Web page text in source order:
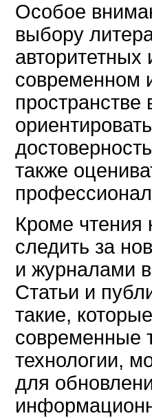
Особое
выбору
авторитетных
современном
пространстве
также
Кроме чтения
следить за
и журналами
Статьи и
такие,
современные
технологии,
для